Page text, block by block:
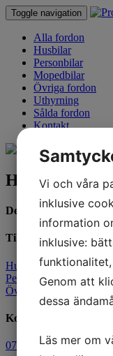
Toggle navigation
Alla fordon
Husbilar
Personbilar
Mopedbilar
Övriga fordon
Uthyrning
Sålda fordon
Kontakt
Hobby
Detta fordon är inte
Till salu
Husbilar
Personbilar
Övriga fordon
Kontaktuppgifter
0709755319
Vi och våra
inklusive
information
inklusive:
Genom att
dessa
Läs mer om